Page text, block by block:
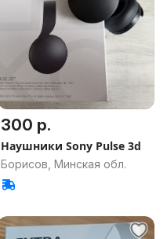
300 р.
Наушники Sony Pulse 3d
Борисов, Минская обл.